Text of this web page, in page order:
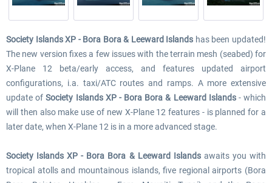
Society Islands XP - Bora Bora & Leeward Islands has been updated!
The new version fixes a few issues with the terrain mesh (seabed) for
X-Plane 12 beta/early access, and features updated airport
configurations, i.a. taxi/ATC routes and ramps. A more extensive
update ofSociety Islands XP - Bora Bora & Leeward Islands- which
will then also make use of new X-Plane 12 features - is planned for a
later date, when X-Plane 12 is in a more advanced stage.
Society Islands XP - Bora Bora & Leeward Islandsawaits you with
tropical atolls and mountainous islands, five regional airports (Bora